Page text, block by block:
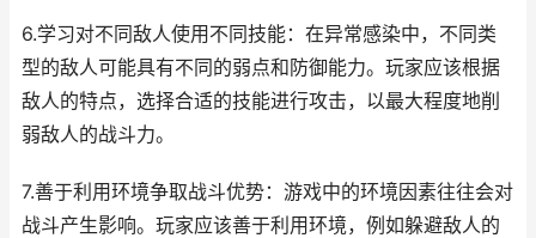
6.学习对不同敌人使用不同技能：在异常感染中，不同类
型的敌人可能具有不同的弱点和防御能力。玩家应该根据
敌人的特点，选择合适的技能进行攻击，以最大程度地削
弱敌人的战斗力。
7.善于利用环境争取战斗优势：游戏中的环境因素往往会对
战斗产生影响。玩家应该善于利用环境，例如躲避敌人的